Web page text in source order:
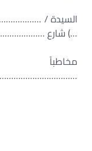
السيدة /
…) شارع